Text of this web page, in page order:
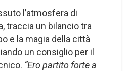
l’atmosfera di
traccia un bilancio tra
e la magia della città
un consiglio per il
“Ero partito forte a